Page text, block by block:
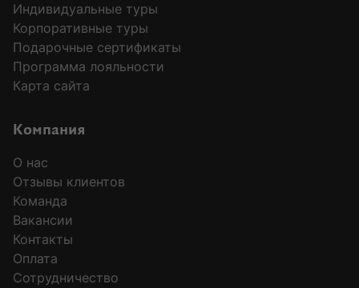
Индивидуальные туры
Корпоративные туры
Подарочные сертификаты
Программа лояльности
Карта сайта
Компания
О нас
Отзывы клиентов
Команда
Вакансии
Контакты
Оплата
Сотрудничество